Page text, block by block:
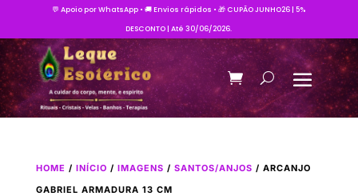
💬 Apoio por WhatsApp • 🚚 Envios rápidos • 🎁 CUPÃO JUNHO26 | 5%
DESCONTO | Até 30/06/2026.
HOME / INÍCIO / IMAGENS / SANTOS/ANJOS / ARCANJO
GABRIEL ARMADURA 13 CM